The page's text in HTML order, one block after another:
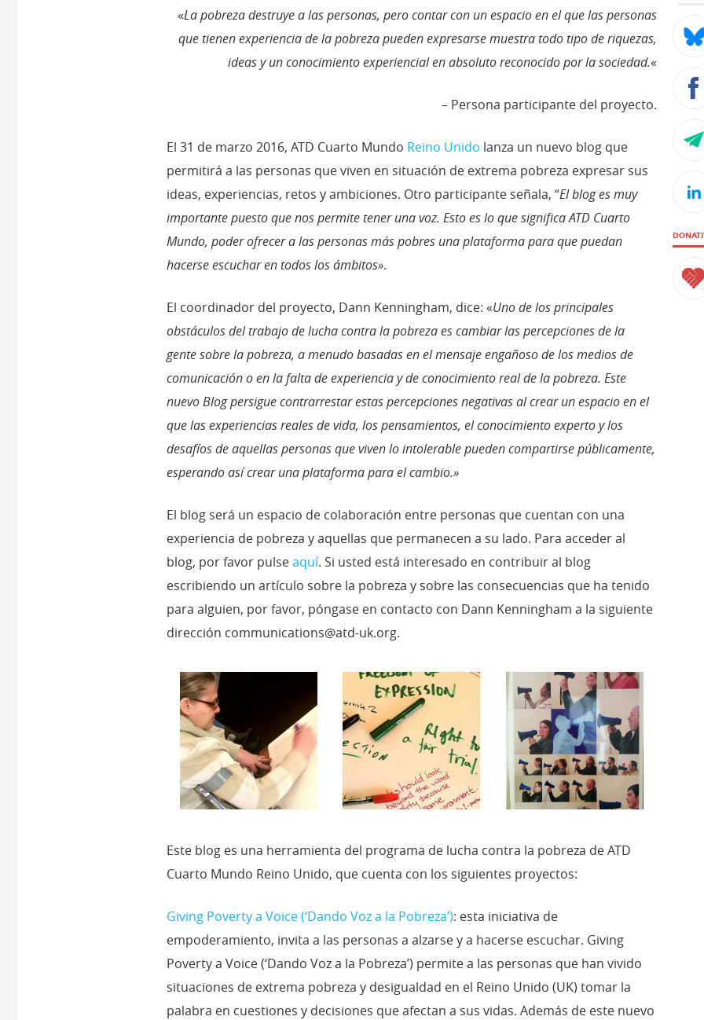
«La pobreza destruye a las personas, pero contar con un espacio en el que las personas
que tienen experiencia de la pobreza pueden expresarse muestra todo tipo de riquezas,
ideas y un conocimiento experiencial en absoluto reconocido por la sociedad.«
– Persona participante del proyecto.
El 31 de marzo 2016, ATD Cuarto Mundo Reino Unido lanza un nuevo blog que
permitirá a las personas que viven en situación de extrema pobreza expresar sus
ideas, experiencias, retos y ambiciones. Otro participante señala, “El blog es muy
importante puesto que nos permite tener una voz. Esto es lo que significa ATD Cuarto
Mundo, poder ofrecer a las personas más pobres una plataforma para que puedan
hacerse escuchar en todos los ámbitos».
El coordinador del proyecto, Dann Kenningham, dice: «Uno de los principales
obstáculos del trabajo de lucha contra la pobreza es cambiar las percepciones de la
gente sobre la pobreza, a menudo basadas en el mensaje engañoso de los medios de
comunicación o en la falta de experiencia y de conocimiento real de la pobreza. Este
nuevo Blog persigue contrarrestar estas percepciones negativas al crear un espacio en el
que las experiencias reales de vida, los pensamientos, el conocimiento experto y los
desafíos de aquellas personas que viven lo intolerable pueden compartirse públicamente,
esperando así crear una plataforma para el cambio.»
El blog será un espacio de colaboración entre personas que cuentan con una
experiencia de pobreza y aquellas que permanecen a su lado. Para acceder al
blog, por favor pulseaquí. Si usted está interesado en contribuir al blog
escribiendo un artículo sobre la pobreza y sobre las consecuencias que ha tenido
para alguien, por favor, póngase en contacto con Dann Kenningham a la siguiente
dirección communications@atd-uk.org.
Este blog es una herramienta del programa de lucha contra la pobreza de ATD
Cuarto Mundo Reino Unido, que cuenta con los siguientes proyectos:
Giving Poverty a Voice (‘Dando Voz a la Pobreza’): esta iniciativa de
empoderamiento, invita a las personas a alzarse y a hacerse escuchar. Giving
Poverty a Voice (‘Dando Voz a la Pobreza’) permite a las personas que han vivido
situaciones de extrema pobreza y desigualdad en el Reino Unido (UK) tomar la
palabra en cuestiones y decisiones que afectan a sus vidas. Además de este nuevo